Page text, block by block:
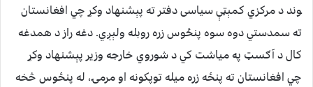
وند د مرکزي کمېټې سیاسی دفتر ته پېشنهاد وکړ چي افغانستان
ته سمدستي دوه سوه پنځوس زره روبله ولېږي. دغه راز د همدغه
کال د آګسټ په میاشت کي د شوروي خارجه وزیر پېشنهاد وکړ
چي افغانستان ته پنځه زره میله توپکونه او مرمۍ، له پنځوس څخه